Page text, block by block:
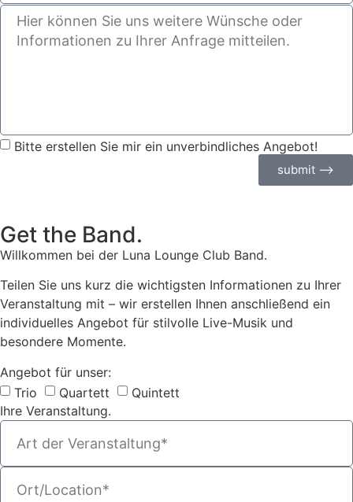
Bitte erstellen Sie mir ein unverbindliches Angebot!
submit ⟶
Get the Band.
Willkommen bei der Luna Lounge Club Band.
Teilen Sie uns kurz die wichtigsten Informationen zu Ihrer
Veranstaltung mit – wir erstellen Ihnen anschließend ein
individuelles Angebot für stilvolle Live-Musik und
besondere Momente.
Angebot für unser:
Trio
Quartett
Quintett
Ihre Veranstaltung.